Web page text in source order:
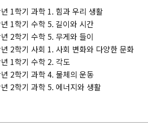
1학기 과학 1. 힘과 우리 생활
1학기 수학 5. 길이와 시간
2학기 수학 5. 무게와 들이
2학기 사회 1. 사회 변화와 다양한 문화
1학기 수학 2. 각도
2학기 과학 4. 물체의 운동
2학기 과학 5. 에너지와 생활